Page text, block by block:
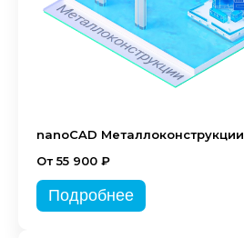
nanoCAD Металлоконструкции
От 55 900 ₽
Подробнее